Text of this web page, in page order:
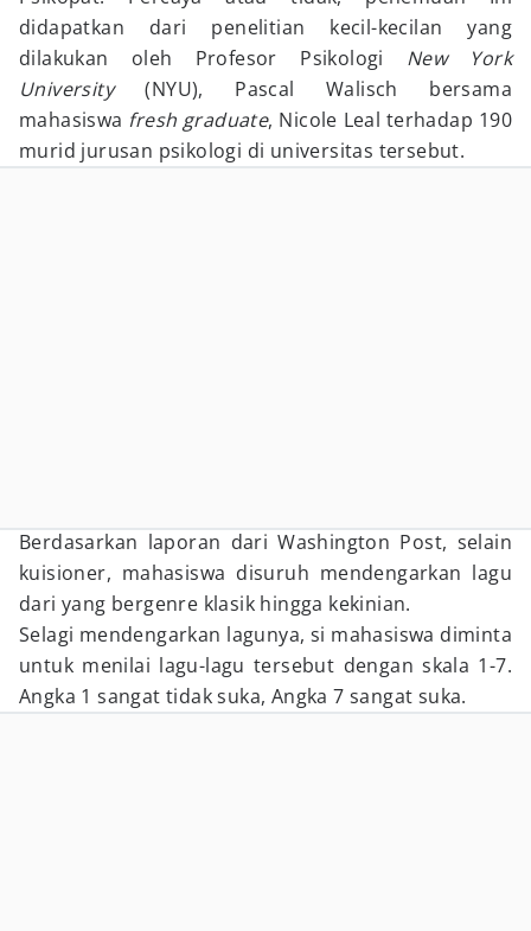
didapatkan dari penelitian kecil-kecilan yang
dilakukan oleh Profesor Psikologi New York
University(NYU), Pascal Walisch bersama
mahasiswa fresh graduate, Nicole Leal terhadap 190
murid jurusan psikologi di universitas tersebut.
Berdasarkan laporan dari Washington Post, selain
kuisioner, mahasiswa disuruh mendengarkan lagu
dari yang bergenre klasik hingga kekinian.
Selagi mendengarkan lagunya, si mahasiswa diminta
untuk menilai lagu-lagu tersebut dengan skala 1-7.
Angka 1 sangat tidak suka, Angka 7 sangat suka.